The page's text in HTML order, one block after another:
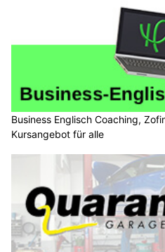
Business Englisch Coaching,
Kursangebot für alle